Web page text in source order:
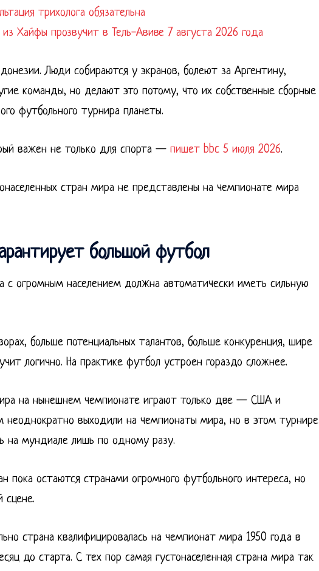
трихолога обязательна
Хайфы прозвучит в Тель-Авиве 7 августа 2026 года
Люди собираются у экранов, болеют за Аргентину,
команды, но делают это потому, что их собственные сборные
футбольного турнира планеты.
важен не только для спорта — пишет bbc 5 июля 2026.
стран мира не представлены на чемпионате мира
большой футбол
с огромным населением должна автоматически иметь сильную
больше потенциальных талантов, больше конкуренция, шире
логично. На практике футбол устроен гораздо сложнее.
на нынешнем чемпионате играют только две — США и
неоднократно выходили на чемпионаты мира, но в этом турнире
на мундиале лишь по одному разу.
пока остаются странами огромного футбольного интереса, но
сцене.
страна квалифицировалась на чемпионат мира 1950 года в
до старта. С тех пор самая густонаселенная страна мира так